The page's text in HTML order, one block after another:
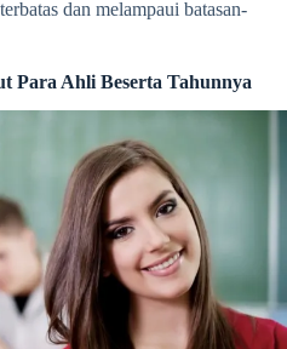
dan melampaui batasan-
Para Ahli Beserta Tahunnya